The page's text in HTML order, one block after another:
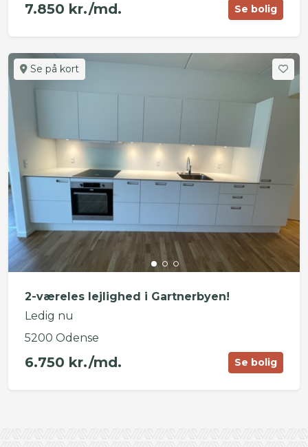
7.850 kr./md. Se bolig
Se på kort
2-væreles lejlighed i Gartnerbyen!
Ledig nu
5200 Odense
6.750 kr./md. Se bolig